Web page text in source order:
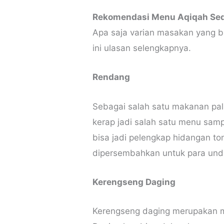
Rekomendasi Menu Aqiqah
Apa saja varian masakan yang
ini ulasan selengkapnya.
Rendang
Sebagai salah satu makanan
kerap jadi salah satu menu
bisa jadi pelengkap hidangan
dipersembahkan untuk para
Kerengseng Daging
Kerengseng daging merupakan